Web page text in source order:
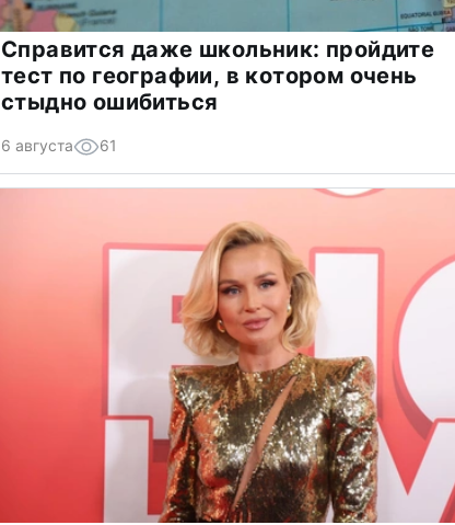
Справится даже школьник: пройдите
тест по географии, в котором очень
стыдно ошибиться
6 августа 61